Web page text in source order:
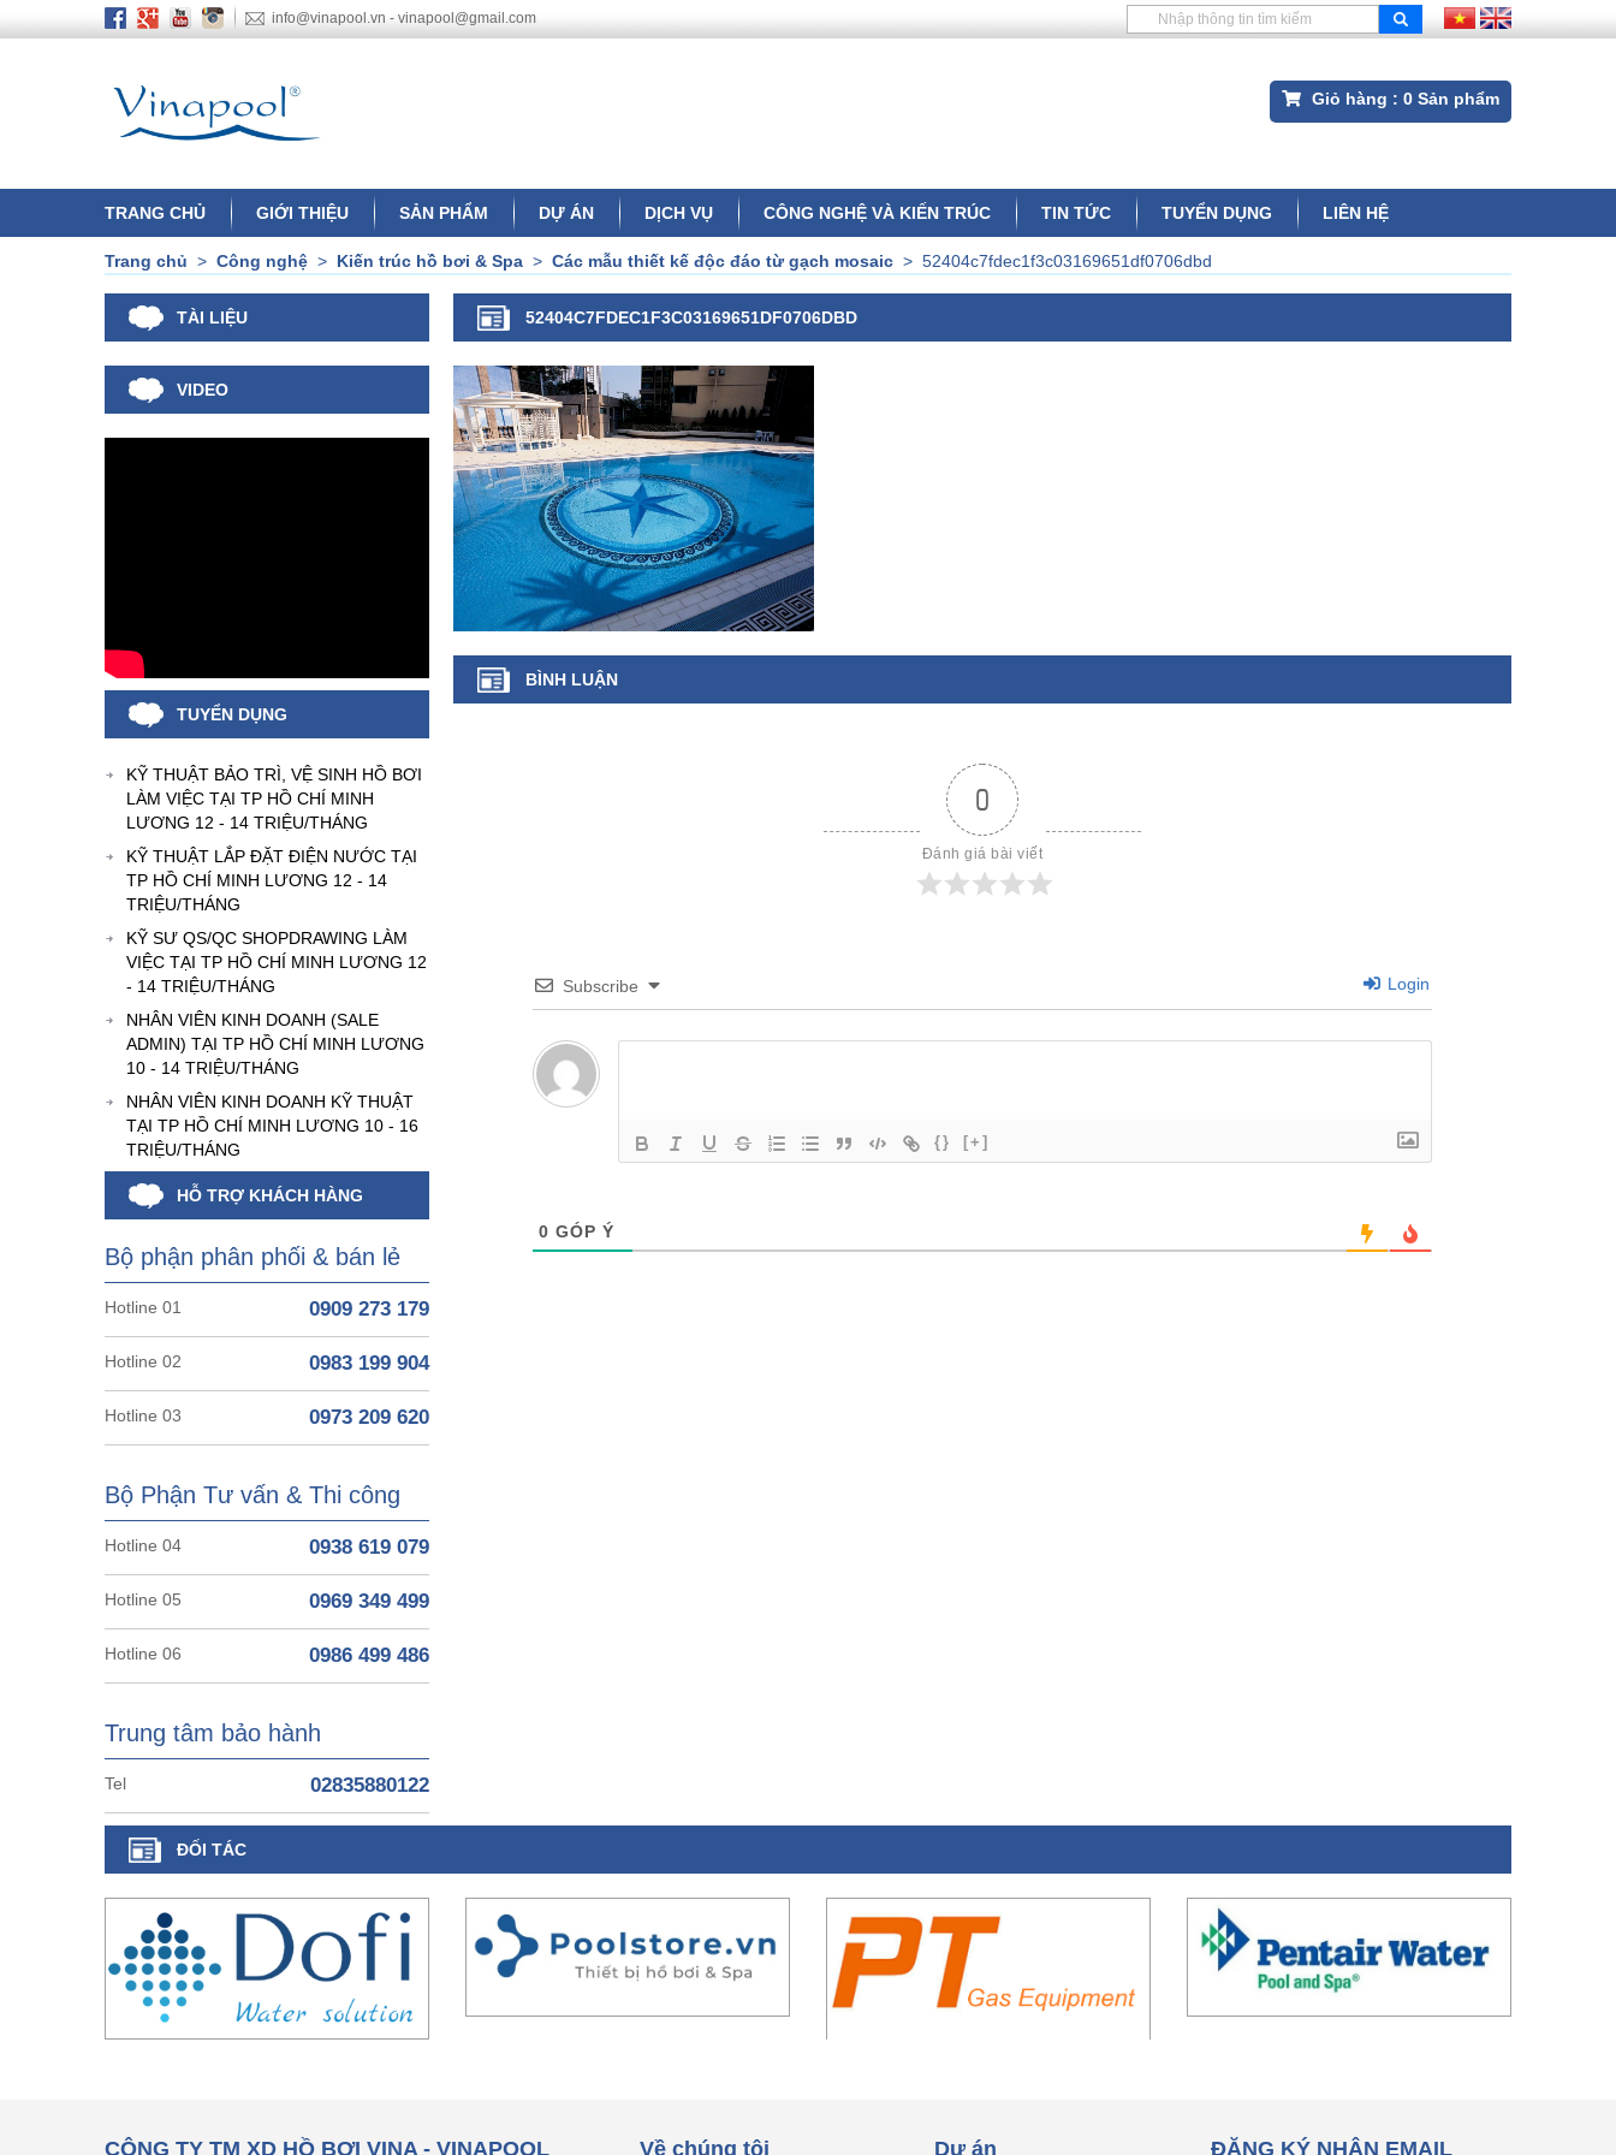
info@vinapool.vn - vinapool@gmail.com
Giỏ hàng : 0 Sản phẩm
TRANG CHỦ GIỚI THIỆU SẢN PHẨM DỰ ÁN DỊCH VỤ CÔNG NGHỆ VÀ KIẾN TRÚC TIN TỨC TUYỂN DỤNG LIÊN HỆ
Trang chủ > Công nghệ > Kiến trúc hồ bơi & Spa > Các mẫu thiết kế độc đáo từ gạch mosaic > 52404c7fdec1f3c03169651df0706dbd
TÀI LIỆU
VIDEO
TUYỂN DỤNG
KỸ THUẬT BẢO TRÌ, VỆ SINH HỒ BƠI
LÀM VIỆC TẠI TP HỒ CHÍ MINH
LƯƠNG 12 - 14 TRIỆU/THÁNG
KỸ THUẬT LẮP ĐẶT ĐIỆN NƯỚC TẠI
TP HỒ CHÍ MINH LƯƠNG 12 - 14
TRIỆU/THÁNG
KỸ SƯ QS/QC SHOPDRAWING LÀM
VIỆC TẠI TP HỒ CHÍ MINH LƯƠNG 12
- 14 TRIỆU/THÁNG
NHÂN VIÊN KINH DOANH (SALE
ADMIN) TẠI TP HỒ CHÍ MINH LƯƠNG
10 - 14 TRIỆU/THÁNG
NHÂN VIÊN KINH DOANH KỸ THUẬT
TẠI TP HỒ CHÍ MINH LƯƠNG 10 - 16
TRIỆU/THÁNG
HỖ TRỢ KHÁCH HÀNG
Bộ phận phân phối & bán lẻ
Hotline 01 0909 273 179
Hotline 02 0983 199 904
Hotline 03 0973 209 620
Bộ Phận Tư vấn & Thi công
Hotline 04 0938 619 079
Hotline 05 0969 349 499
Hotline 06 0986 499 486
Trung tâm bảo hành
Tel 02835880122
52404C7FDEC1F3C03169651DF0706DBD
BÌNH LUẬN
0
Đánh giá bài viết
Subscribe Login
{} [+]
0 GÓP Ý
ĐỐI TÁC
CÔNG TY TM XD HỒ BƠI VINA - VINAPOOL Về chúng tôi Dự án ĐĂNG KÝ NHẬN EMAIL